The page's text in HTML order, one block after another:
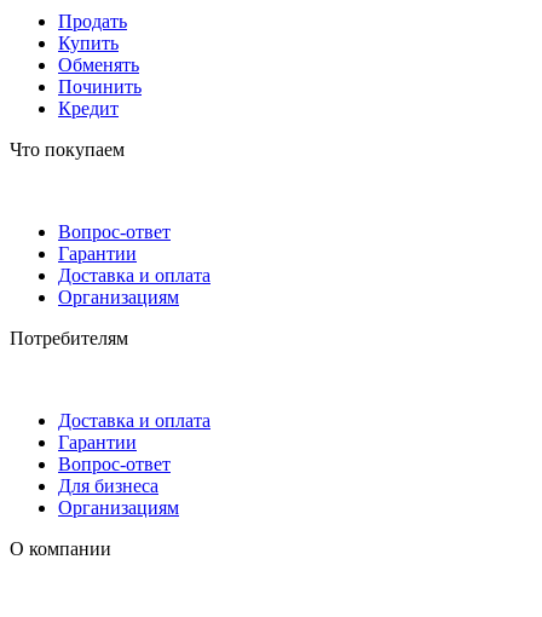
Продать
Купить
Обменять
Починить
Кредит
Что покупаем
Вопрос-ответ
Гарантии
Доставка и оплата
Организациям
Потребителям
Доставка и оплата
Гарантии
Вопрос-ответ
Для бизнеса
Организациям
О компании